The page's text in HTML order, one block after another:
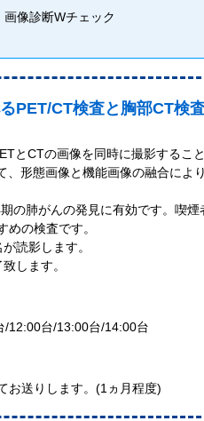
画像診断Wチェック
PET/CT検査と胸部CT検
とCTの画像を同時に撮影すること
、形態画像と機能画像の融合によ
の肺がんの発見に有効です。喫煙
めの検査です。
読影します。
します。
12:00台/13:00台/14:00台
お送りします。(1ヵ月程度)